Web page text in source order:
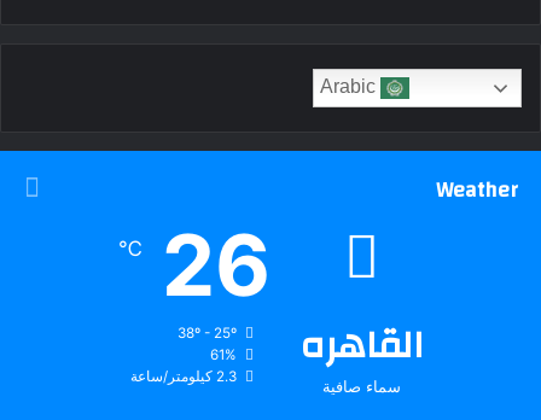
Weather
القاهره
سماء صافية
26
℃
38º - 25º
61%
2.3 كيلومتر/ساعة